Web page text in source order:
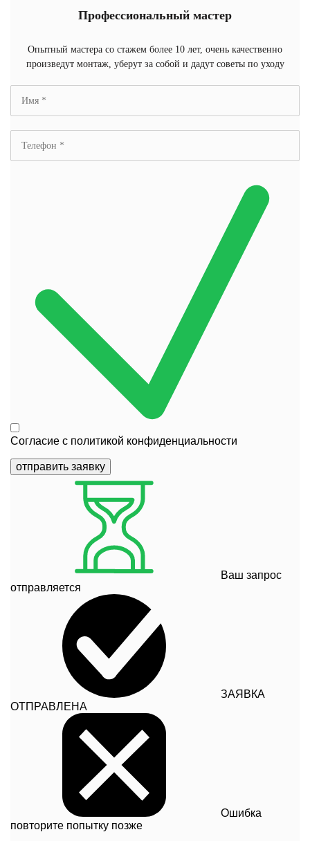
Профессиональный мастер
Опытный мастера со стажем более 10 лет, очень качественно
произведут монтаж, уберут за собой и дадут советы по уходу
Согласие с политикой конфиденциальности
отправить заявку
Ваш запрос
отправляется
ЗАЯВКА
ОТПРАВЛЕНА
Ошибка
повторите попытку позже